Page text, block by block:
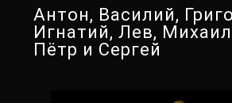
Антон, Василий,
Игнатий, Лев,
Пётр и Сергей